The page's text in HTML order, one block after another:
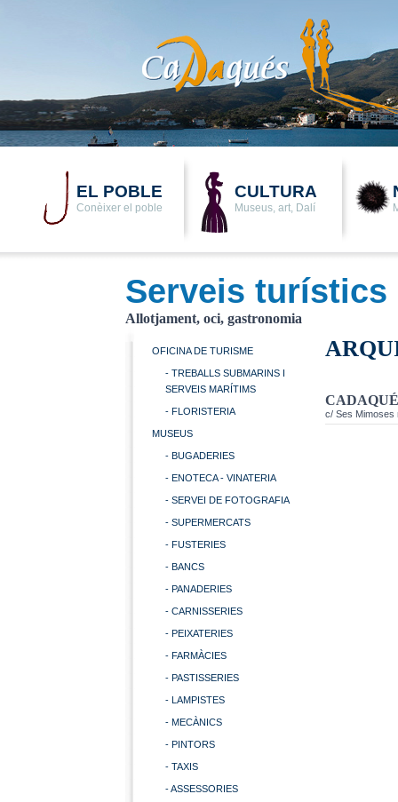
EL POBLE
Conèixer el poble
CULTURA
Museus, art, Dalí
Serveis turístics
Allotjament, oci, gastronomia
OFICINA DE TURISME
- TREBALLS SUBMARINS I
SERVEIS MARÍTIMS
- FLORISTERIA
MUSEUS
- BUGADERIES
- ENOTECA - VINATERIA
- SERVEI DE FOTOGRAFIA
- SUPERMERCATS
- FUSTERIES
- BANCS
- PANADERIES
- CARNISSERIES
- PEIXATERIES
- FARMÀCIES
- PASTISSERIES
- LAMPISTES
- MECÀNICS
- PINTORS
- TAXIS
- ASSESSORIES
c/ Ses Mimoses